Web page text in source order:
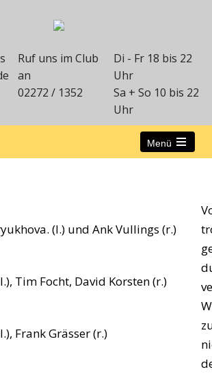
Ruf uns im Club
an
02272 / 1352
Di - Fr 18 bis 22
Uhr
Sa + So 10 bis 22
Uhr
Menü
(l.) und Ank Vullings (r.)
Tim Focht, David Korsten (r.)
Frank Grässer (r.)